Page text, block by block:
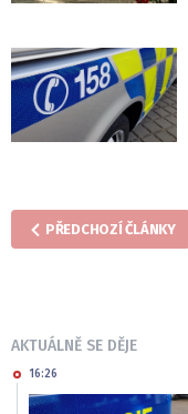
PŘEDCHOZÍ ČLÁNKY
AKTUÁLNĚ SE DĚJE
16:26